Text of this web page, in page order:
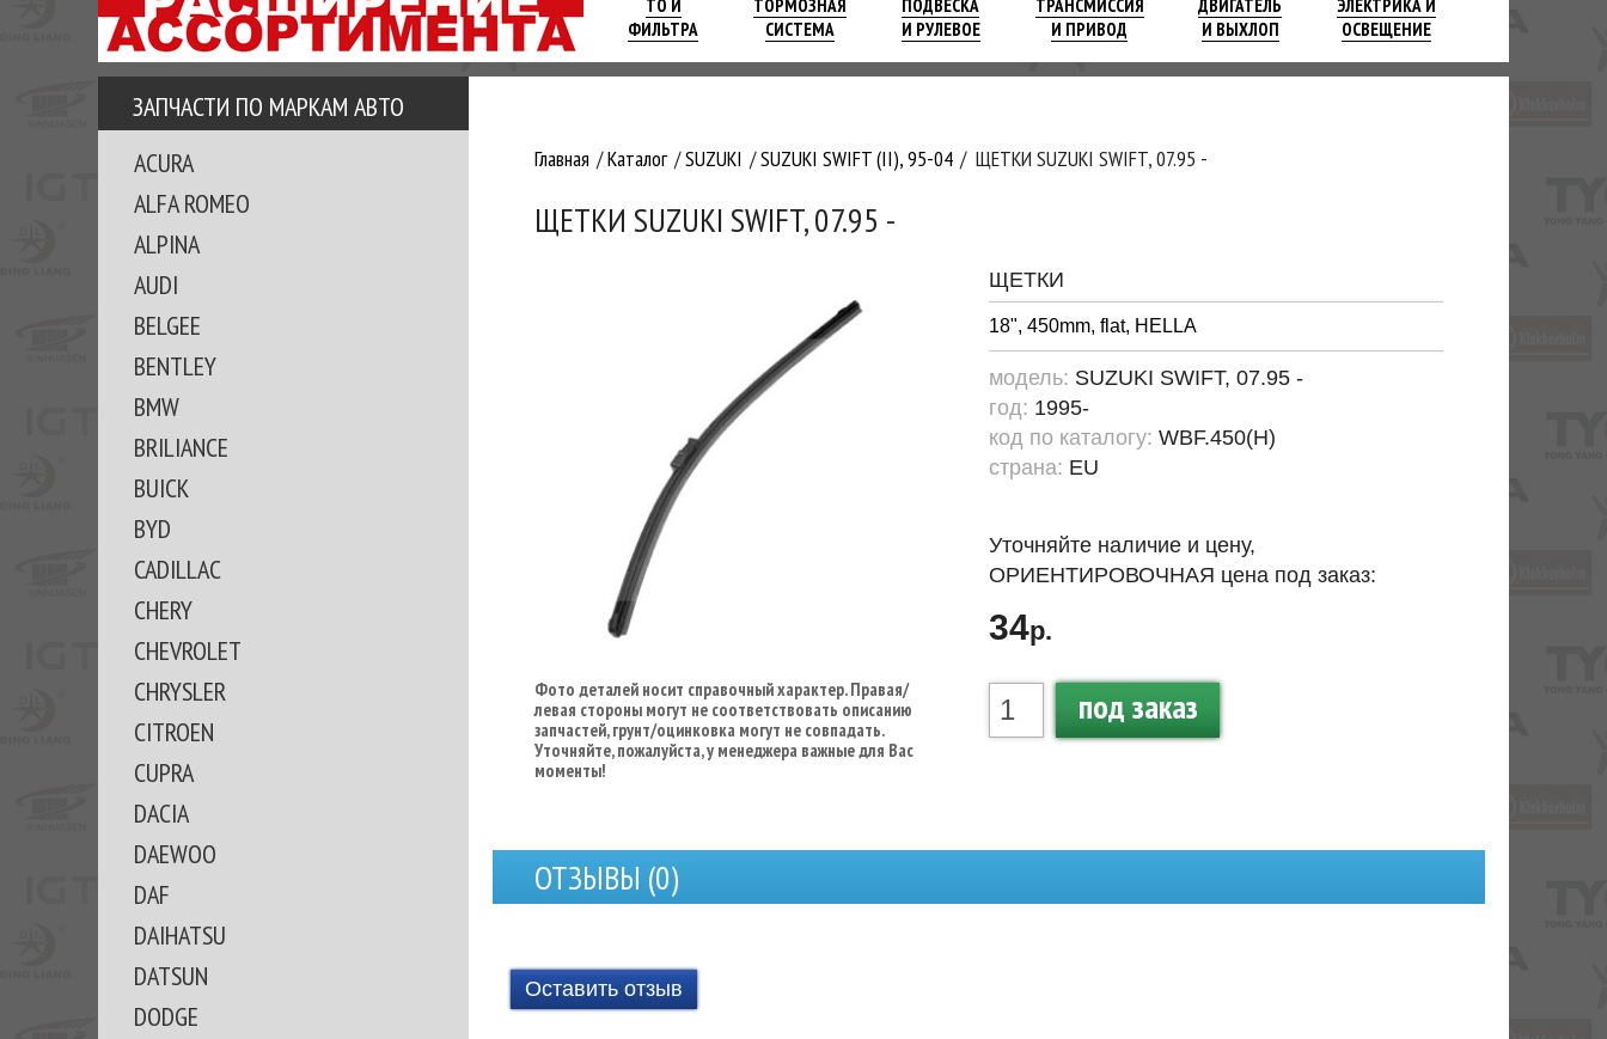
ТО И
ФИЛЬТРА
ТОРМОЗНАЯ
СИСТЕМА
ПОДВЕСКА
И РУЛЕВОЕ
ТРАНСМИССИЯ
И ПРИВОД
ДВИГАТЕЛЬ
И ВЫХЛОП
ЭЛЕКТРИКА И
ОСВЕЩЕНИЕ
ЗАПЧАСТИ ПО МАРКАМ АВТО
ACURA
ALFA ROMEO
ALPINA
AUDI
BELGEE
BENTLEY
BMW
BRILIANCE
BUICK
BYD
CADILLAC
CHERY
CHEVROLET
CHRYSLER
CITROEN
CUPRA
DACIA
DAEWOO
DAF
DAIHATSU
DATSUN
DODGE
Главная Каталог SUZUKI SUZUKI SWIFT (II), 95-04 ЩЕТКИ SUZUKI SWIFT, 07.95 -
ЩЕТКИ SUZUKI SWIFT, 07.95 -
Фото деталей носит справочный характер. Правая/
левая стороны могут не соответствовать описанию
запчастей, грунт/оцинковка могут не совпадать.
Уточняйте, пожалуйста, у менеджера важные для Вас
моменты!
ЩЕТКИ
18", 450mm, flat, HELLA
модель: SUZUKI SWIFT, 07.95 -
год: 1995-
код по каталогу: WBF.450(H)
страна: EU
Уточняйте наличие и цену,
ОРИЕНТИРОВОЧНАЯ цена под заказ:
34р.
под заказ
ОТЗЫВЫ (0)
Оставить отзыв